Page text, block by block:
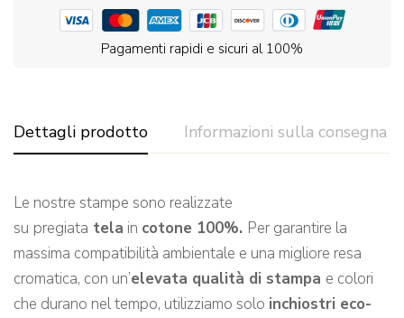
Pagamenti rapidi e sicuri al 100%
Dettagli prodotto Informazioni sulla consegna
Le nostre stampe sono realizzate
su pregiata tela in cotone 100%. Per garantire la
massima compatibilità ambientale e una migliore resa
cromatica, con un’elevata qualità di stampa e colori
che durano nel tempo, utilizziamo solo inchiostri eco-